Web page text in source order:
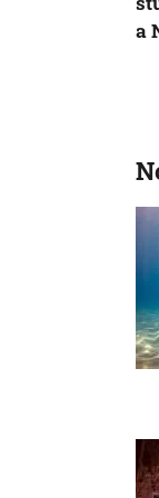
a